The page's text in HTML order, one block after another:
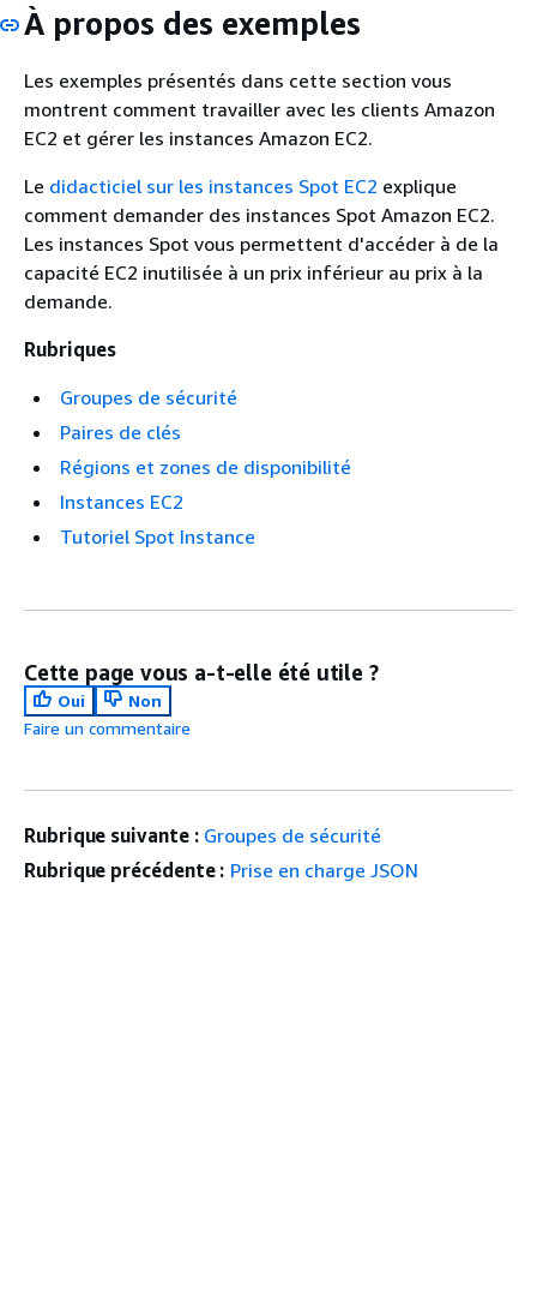
À propos des exemples
Les exemples présentés dans cette section vous
montrent comment travailler avec les clients Amazon
EC2 et gérer les instances Amazon EC2.
Le didacticiel sur les instances Spot EC2 explique
comment demander des instances Spot Amazon EC2.
Les instances Spot vous permettent d'accéder à de la
capacité EC2 inutilisée à un prix inférieur au prix à la
demande.
Rubriques
Groupes de sécurité
Paires de clés
Régions et zones de disponibilité
Instances EC2
Tutoriel Spot Instance
Cette page vous a-t-elle été utile ?
Oui
Non
Faire un commentaire
Rubrique suivante : Groupes de sécurité
Rubrique précédente : Prise en charge JSON